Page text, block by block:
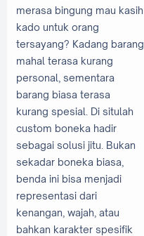
merasa bingung mau kasih
kado untuk orang
tersayang? Kadang barang
mahal terasa kurang
personal, sementara
barang biasa terasa
kurang spesial. Di situlah
custom boneka hadir
sebagai solusi jitu. Bukan
sekadar boneka biasa,
benda ini bisa menjadi
representasi dari
kenangan, wajah, atau
bahkan karakter spesifik